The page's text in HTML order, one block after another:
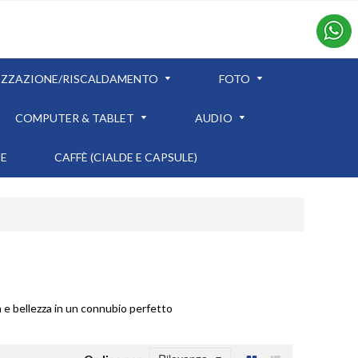
RISCALDAMENTO FOTO
COMPUTER & TABLET AUDIO
CAFFÈ (CIALDE E CAPSULE)
bellezza in un connubio perfetto